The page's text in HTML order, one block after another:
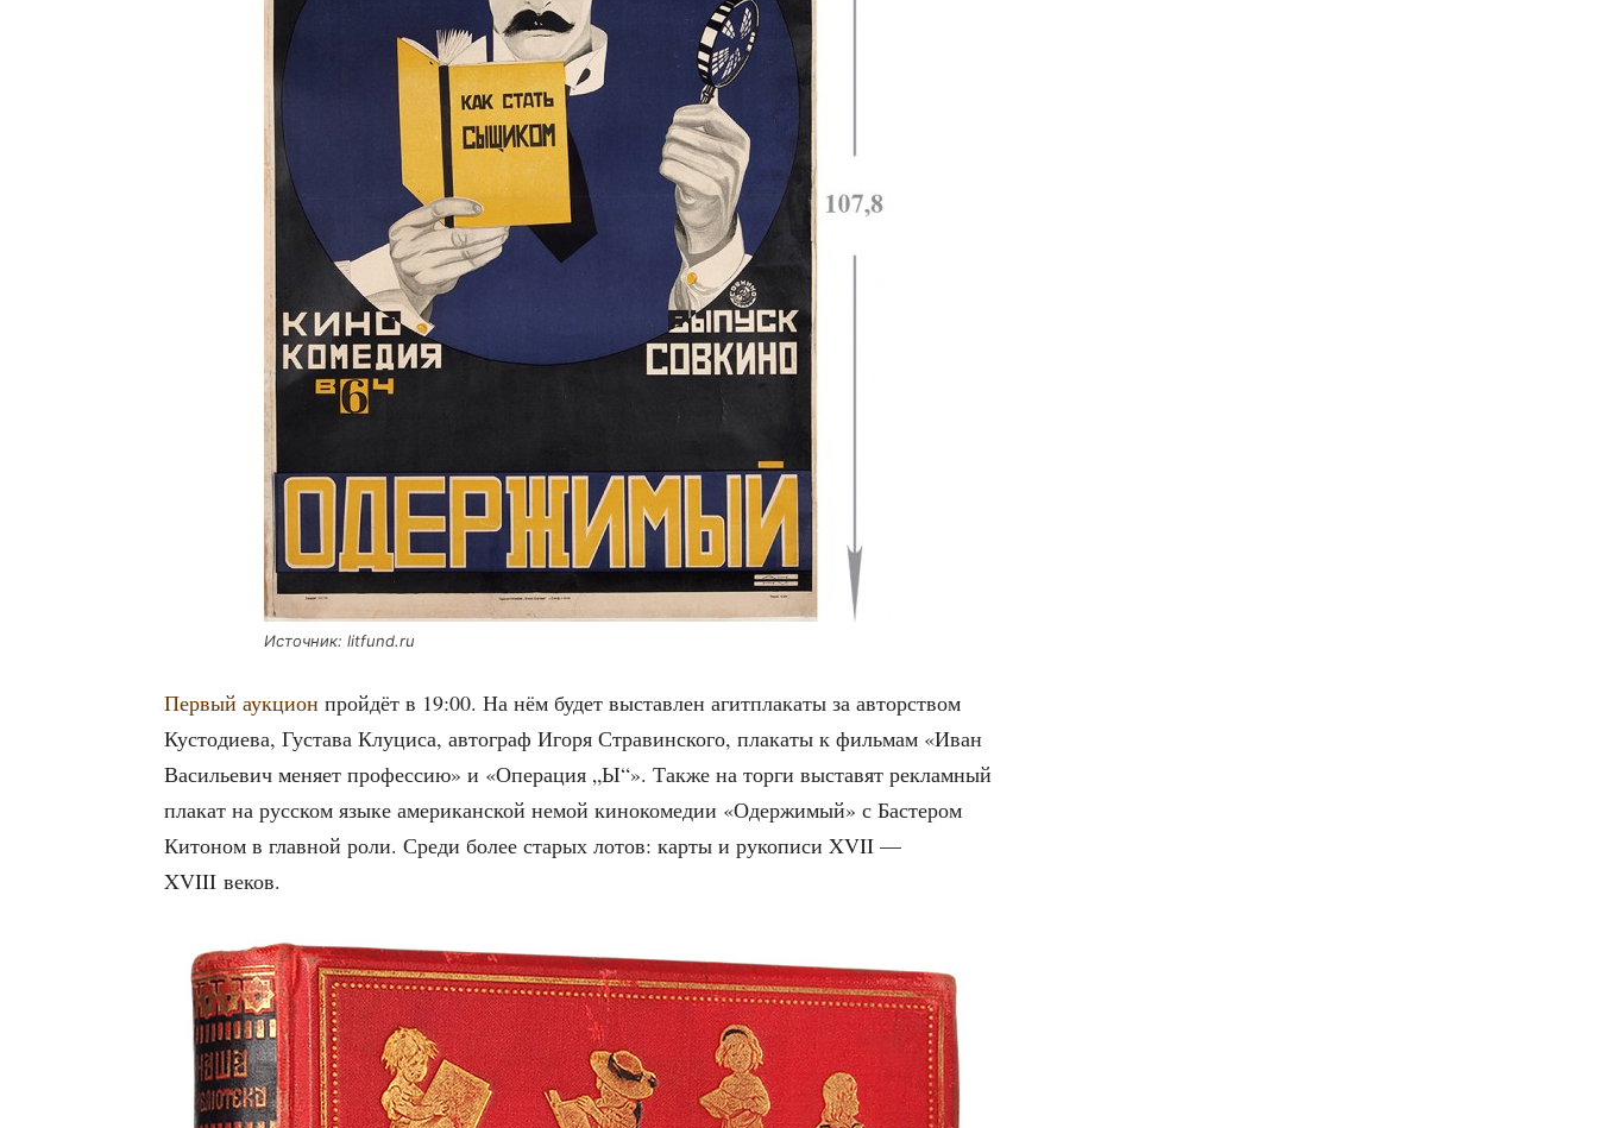
Источ­ник: litfund.ru
Пер­вый аук­ци­он прой­дёт в 19:00. На нём будет выстав­лен агит­пла­ка­ты за автор­ством
Кусто­ди­е­ва, Густа­ва Клу­ци­са, авто­граф Иго­ря Стра­вин­ско­го, пла­ка­ты к филь­мам «Иван
Васи­лье­вич меня­ет про­фес­сию» и «Опе­ра­ция „Ы“». Так­же на тор­ги выста­вят реклам­ный
пла­кат на рус­ском язы­ке аме­ри­кан­ской немой кино­ко­ме­дии «Одер­жи­мый» с Басте­ром
Кито­ном в глав­ной роли. Сре­ди более ста­рых лотов: кар­ты и руко­пи­си XVII —
XVIII веков.